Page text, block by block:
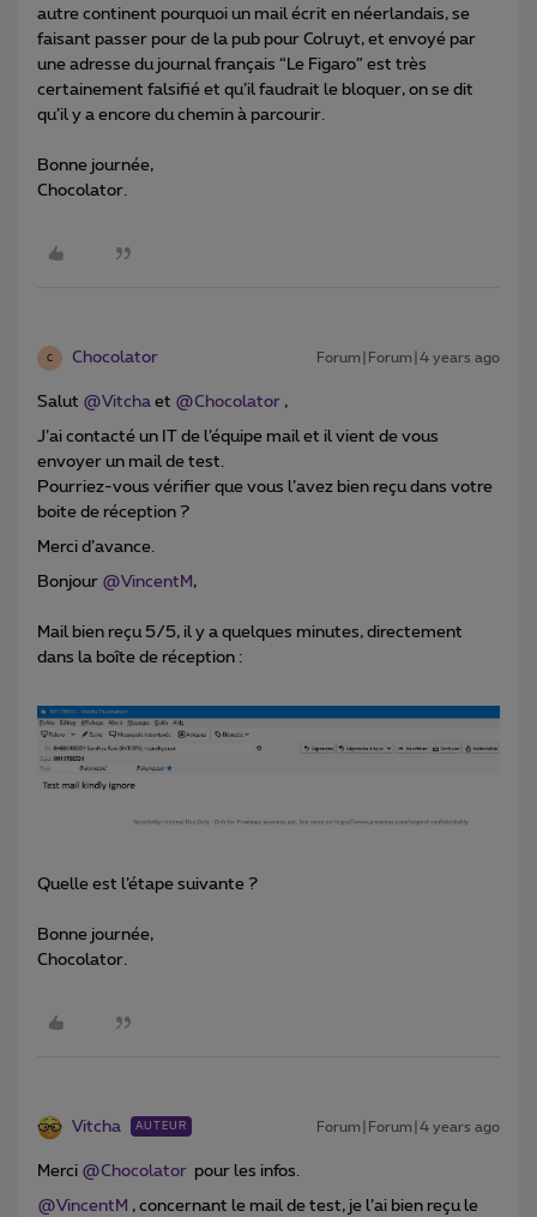
autre continent pourquoi un mail écrit en néerlandais, se
faisant passer pour de la pub pour Colruyt, et envoyé par
une adresse du journal français “Le Figaro” est très
certainement falsifié et qu’il faudrait le bloquer, on se dit
qu’il y a encore du chemin à parcourir.
Bonne journée,
Chocolator.
C Chocolator Forum|Forum|4 years ago
Salut @Vitcha et @Chocolator ,
J’ai contacté un IT de l’équipe mail et il vient de vous
envoyer un mail de test.
Pourriez-vous vérifier que vous l’avez bien reçu dans votre
boite de réception ?
Merci d’avance.
Bonjour @VincentM ,
Mail bien reçu 5/5, il y a quelques minutes, directement
dans la boîte de réception :
Quelle est l’étape suivante ?
Bonne journée,
Chocolator.
Vitcha AUTEUR Forum|Forum|4 years ago
Merci @Chocolator pour les infos.
@VincentM , concernant le mail de test, je l’ai bien reçu le